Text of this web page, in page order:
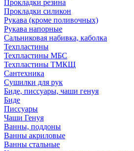
Прокладки резина
Прокладки силикон
Рукава (кроме поливочных)
Рукава напорные
Сальниковая набивка, каболка
Техпластины
Техпластины МБС
Техпластины ТМКЩ
Сантехника
Сушилки для рук
Биде, писсуары, чаши генуя
Биде
Писсуары
Чаши Генуя
Ванны, поддоны
Ванны акриловые
Ванны стальные